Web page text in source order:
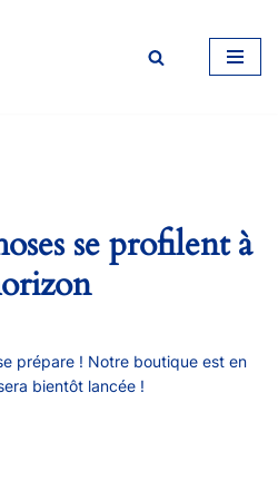
se profilent à
prépare ! Notre boutique est en
bientôt lancée !